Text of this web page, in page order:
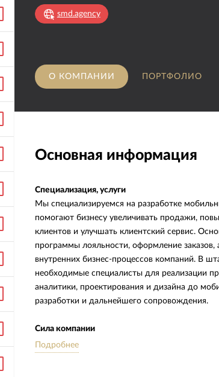
smd.agency
О КОМПАНИИ ПОРТФОЛИО
Основная информация
Специализация, услуги
Мы специализируемся на разработке
помогают бизнесу увеличивать продажи,
клиентов и улучшать клиентский сервис.
программы лояльности, оформление заказов,
внутренних бизнес-процессов компаний. В
необходимые специалисты для реализации
аналитики, проектирования и дизайна до
разработки и дальнейшего сопровождения.
Сила компании
Мы особенно сильны в проектах, где есть
Подробнее